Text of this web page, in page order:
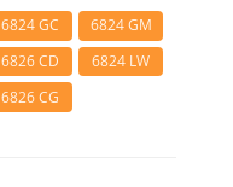
6824 GC
6824 GM
6826 CD
6824 LW
6826 CG